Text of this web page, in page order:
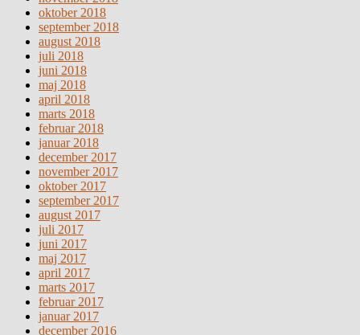
oktober 2018
september 2018
august 2018
juli 2018
juni 2018
maj 2018
april 2018
marts 2018
februar 2018
januar 2018
december 2017
november 2017
oktober 2017
september 2017
august 2017
juli 2017
juni 2017
maj 2017
april 2017
marts 2017
februar 2017
januar 2017
december 2016